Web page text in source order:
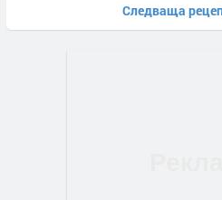
Следваща